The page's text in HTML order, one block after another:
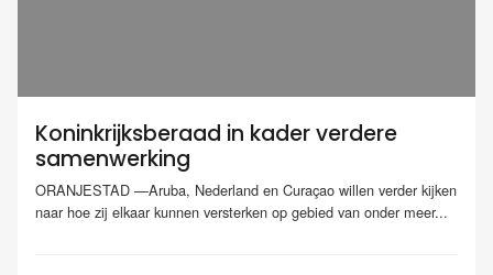
Koninkrijksberaad in kader verdere
samenwerking
ORANJESTAD —Aruba, Nederland en Curaçao willen verder kijken
naar hoe zij elkaar kunnen versterken op gebied van onder meer...